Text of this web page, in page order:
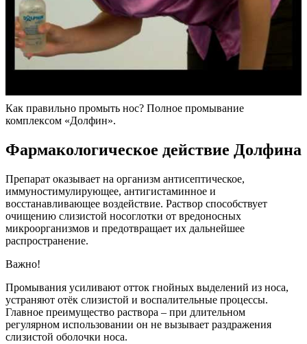
Как правильно промыть нос? Полное промывание
комплексом «Долфин».
Фармакологическое действие Долфина
Препарат оказывает на организм антисептическое,
иммуностимулирующее, антигистаминное и
восстанавливающее воздействие. Раствор способствует
очищению слизистой носоглотки от вредоносных
микроорганизмов и предотвращает их дальнейшее
распространение.
Важно!
Промывания усиливают отток гнойных выделений из носа,
устраняют отёк слизистой и воспалительные процессы.
Главное преимущество раствора – при длительном
регулярном использовании он не вызывает раздражения
слизистой оболочки носа.